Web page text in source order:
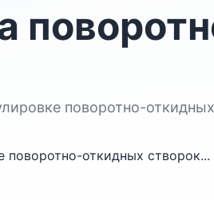
поворотно-
поворотно-откидных створок...